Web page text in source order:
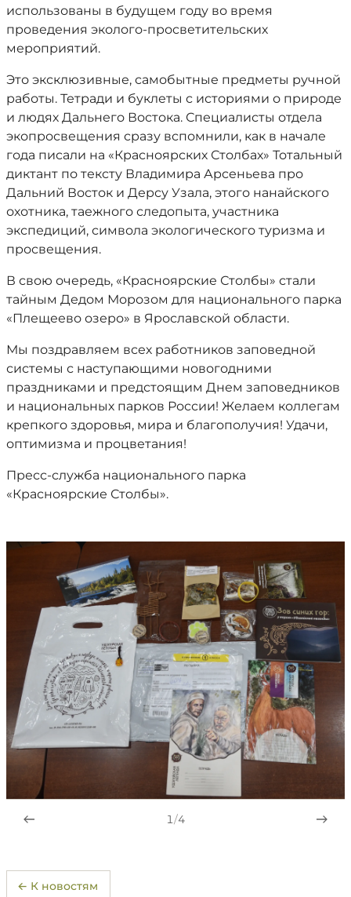
использованы в будущем году во время
проведения эколого-просветительских
мероприятий.
Это эксклюзивные, самобытные предметы ручной
работы. Тетради и буклеты с историями о природе
и людях Дальнего Востока. Специалисты отдела
экопросвещения сразу вспомнили, как в начале
года писали на «Красноярских Столбах» Тотальный
диктант по тексту Владимира Арсеньева про
Дальний Восток и Дерсу Узала, этого нанайского
охотника, таежного следопыта, участника
экспедиций, символа экологического туризма и
просвещения.
В свою очередь, «Красноярские Столбы» стали
тайным Дедом Морозом для национального парка
«Плещеево озеро» в Ярославской области.
Мы поздравляем всех работников заповедной
системы с наступающими новогодними
праздниками и предстоящим Днем заповедников
и национальных парков России! Желаем коллегам
крепкого здоровья, мира и благополучия! Удачи,
оптимизма и процветания!
Пресс-служба национального парка
«Красноярские Столбы».
1/4
← К новостям